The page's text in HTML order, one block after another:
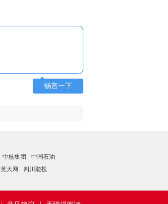
畅言一下
中核集团
中国石油
英大网 四川能投